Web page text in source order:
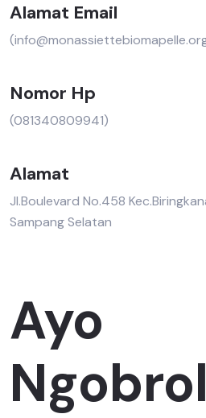
Alamat Email
Nomor Hp
(081340809941)
Alamat
Jl.Boulevard No.458
Sampang Selatan
Ayo